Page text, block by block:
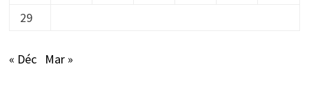
29
« Déc Mar »